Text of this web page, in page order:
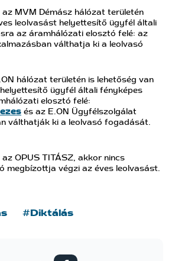
MVM Démász hálózat területén
leolvasást helyettesítő ügyfél általi
az áramhálózati elosztó felé: az
válthatja ki a leolvasó
hálózat területén is lehetőség van
ügyfél általi fényképes
elosztó felé:
és az E.ON Ügyfélszolgálat
válthatják ki a leolvasó fogadását.
OPUS TITÁSZ, akkor nincs
megbízottja végzi az éves leolvasást.
#Diktálás